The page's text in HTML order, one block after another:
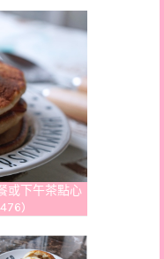
或下午茶點心